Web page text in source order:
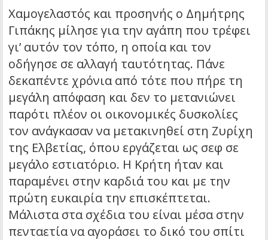
​Χαμογελαστός και προσηνής ο Δημήτρης
Γιπάκης μίλησε για την αγάπη που τρέφει
γι’ αυτόν τον τόπο, η οποία και τον
οδήγησε σε αλλαγή ταυτότητας. Πάνε
δεκαπέντε χρόνια από τότε που πήρε τη
μεγάλη απόφαση και δεν το μετανιώνει
παρότι πλέον οι οικονομικές δυσκολίες
τον ανάγκασαν να μετακινηθεί στη Ζυρίχη
της Ελβετίας, όπου εργάζεται ως σεφ σε
μεγάλο εστιατόριο. Η Κρήτη ήταν και
παραμένει στην καρδιά του και με την
πρώτη ευκαιρία την επισκέπτεται.
Μάλιστα στα σχέδια του είναι μέσα στην
πενταετία να αγοράσει το δικό του σπίτι